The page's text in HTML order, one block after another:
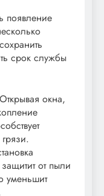
появление
срок службы
окна,
от пыли
уменьшит